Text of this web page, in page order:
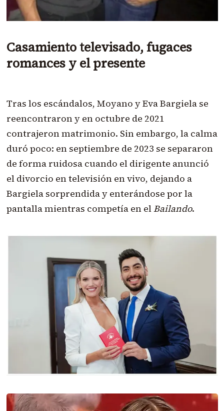
Casamiento televisado, fugaces
romances y el presente
Tras los escándalos, Moyano y Eva Bargiela se
reencontraron y en octubre de 2021
contrajeron matrimonio. Sin embargo, la calma
duró poco: en septiembre de 2023 se separaron
de forma ruidosa cuando el dirigente anunció
el divorcio en televisión en vivo, dejando a
Bargiela sorprendida y enterándose por la
pantalla mientras competía en elBailando.